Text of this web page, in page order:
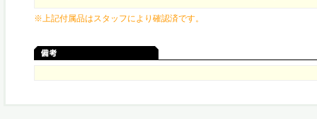
※上記付属品はスタッフにより確認済です。